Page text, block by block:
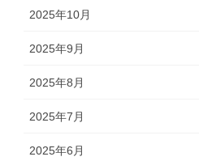
2025年10月
2025年9月
2025年8月
2025年7月
2025年6月